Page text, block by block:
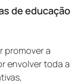
de educação
promover a
envolver toda a